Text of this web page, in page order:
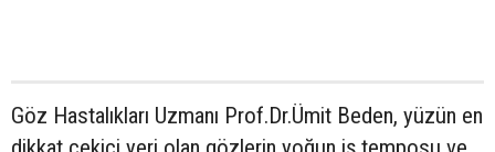
Göz Hastalıkları Uzmanı Prof.Dr.Ümit Beden, yüzün en